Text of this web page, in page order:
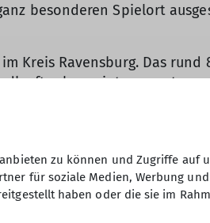
besonderen Spielort
Kreis Ravensburg. Das
interessant
der in einem Baumhaus
ich mich getroffen und mir
Weise den
ein Bürgermeister, der um
zu können und Zugriffe auf
für soziale Medien, Werbung
haben oder die sie im